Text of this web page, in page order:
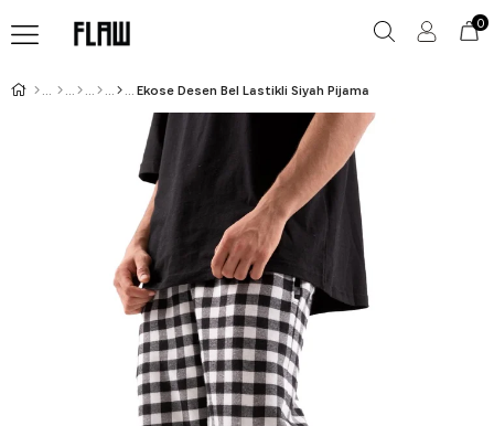
0
Ekose Desen Bel Lastikli Siyah Pijama